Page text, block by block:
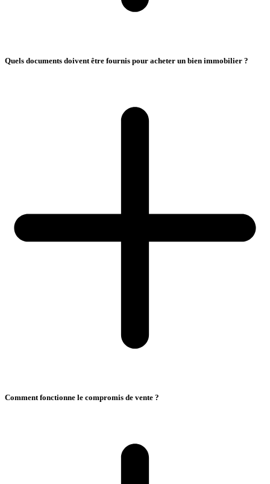
Quels documents doivent être fournis pour acheter un bien immobilier ?
Comment fonctionne le compromis de vente ?